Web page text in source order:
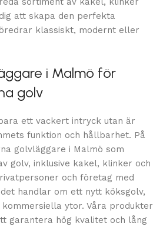
att skapa den perfekta
klassiskt, modernt eller
i Malmö för
golv
ett vackert intryck utan är
funktion och hållbarhet. På
golvläggare i Malmö som
golv, inklusive kakel, klinker och
och företag med
handlar om ett nytt köksgolv,
ytor. Våra produkter
garantera hög kvalitet och lång